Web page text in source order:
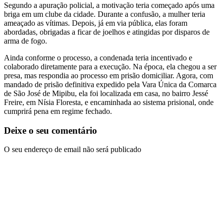
Segundo a apuração policial, a motivação teria começado após uma
briga em um clube da cidade. Durante a confusão, a mulher teria
ameaçado as vítimas. Depois, já em via pública, elas foram
abordadas, obrigadas a ficar de joelhos e atingidas por disparos de
arma de fogo.
Ainda conforme o processo, a condenada teria incentivado e
colaborado diretamente para a execução. Na época, ela chegou a ser
presa, mas respondia ao processo em prisão domiciliar. Agora, com
mandado de prisão definitiva expedido pela Vara Única da Comarca
de São José de Mipibu, ela foi localizada em casa, no bairro Jessé
Freire, em Nísia Floresta, e encaminhada ao sistema prisional, onde
cumprirá pena em regime fechado.
Deixe o seu comentário
O seu endereço de email não será publicado